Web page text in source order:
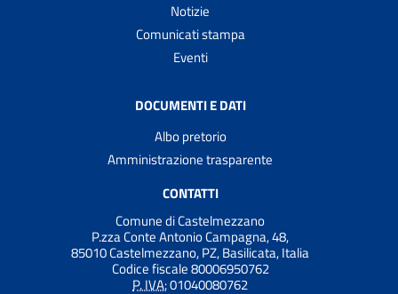
Notizie
Comunicati stampa
Eventi
DOCUMENTI E DATI
Albo pretorio
Amministrazione trasparente
CONTATTI
Comune di Castelmezzano
P.zza Conte Antonio Campagna, 48,
85010 Castelmezzano, PZ, Basilicata, Italia
Codice fiscale 80006950762
P. IVA:01040080762